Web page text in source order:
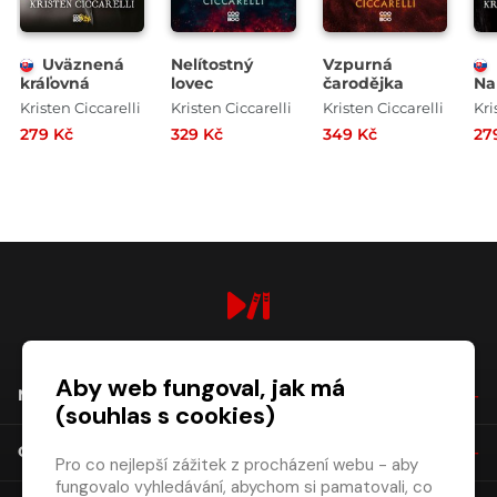
Uväznená
kráľovná
Kristen Ciccarelli
279 Kč
Nelítostný
lovec
Kristen Ciccarelli
329 Kč
Vzpurná
čarodějka
Kristen Ciccarelli
349 Kč
NÁKUP
O SPOLEČNOSTI
Aby web fungoval, jak má
(souhlas s cookies)
Pro co nejlepší zážitek z procházení webu - aby
fungovalo vyhledávání, abychom si pamatovali, co